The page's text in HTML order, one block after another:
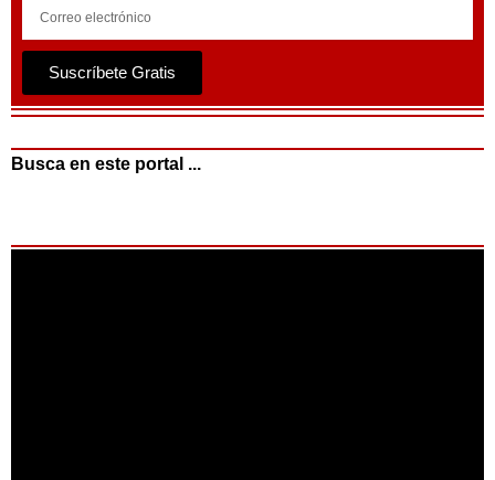
Suscríbete Gratis
Busca en este portal ...